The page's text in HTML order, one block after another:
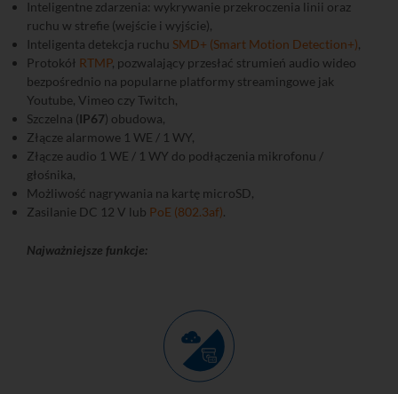
Inteligentne zdarzenia: wykrywanie przekroczenia linii oraz
ruchu w strefie (wejście i wyjście),
Inteligenta detekcja ruchu SMD+ (Smart Motion Detection+),
Protokół RTMP, pozwalający przesłać strumień audio wideo
bezpośrednio na popularne platformy streamingowe jak
Youtube, Vimeo czy Twitch,
Szczelna (IP67) obudowa,
Złącze alarmowe 1 WE / 1 WY,
Złącze audio 1 WE / 1 WY do podłączenia mikrofonu /
głośnika,
Możliwość nagrywania na kartę microSD,
Zasilanie DC 12 V lub PoE (802.3af).
Najważniejsze funkcje: